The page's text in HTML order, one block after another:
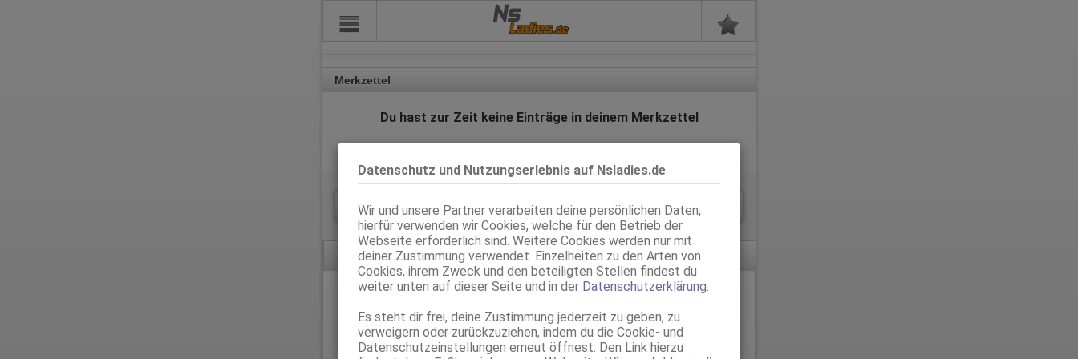
Datenschutz und Nutzungserlebnis auf Nsladies.de
Wir und unsere Partner verarbeiten deine persönlichen Daten,
hierfür verwenden wir Cookies, welche für den Betrieb der
Webseite erforderlich sind. Weitere Cookies werden nur mit
deiner Zustimmung verwendet. Einzelheiten zu den Arten von
Cookies, ihrem Zweck und den beteiligten Stellen findest du
weiter unten auf dieser Seite und in der Datenschutzerklärung.
Es steht dir frei, deine Zustimmung jederzeit zu geben, zu
verweigern oder zurückzuziehen, indem du die Cookie- und
Datenschutzeinstellungen erneut öffnest. Den Link hierzu
Ns
Merkzettel
Du hast zur Zeit keine Einträge in deinem Merkzettel
Zurück
nach oben
Zur PC/Tablet Version
Diese Seite beinhaltet eindeutige erotische Darstellungen und ist für Minderjährige nicht
geeignet!